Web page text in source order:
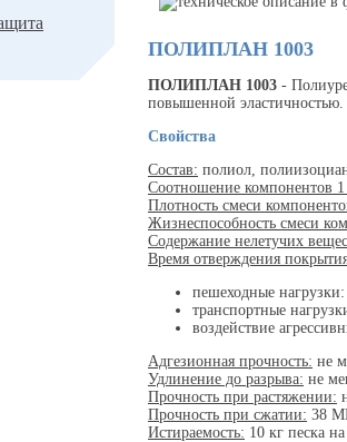
ПОЛИПЛАН 1003
ПОЛИПЛАН 1003 -
повышенной эластичностью.
Свойства
Состав: полиол,
Соотношение компонентов
Плотность смеси
Жизнеспособность смеси
Содержание нелетучих
Время отверждения
пешеходные нагрузки:
транспортные
воздействие
Адгезионная прочность: не
Удлинение до разрыва: не
Прочность при растяжении:
Прочность при сжатии: 38
Истираемость: 10 кг песка